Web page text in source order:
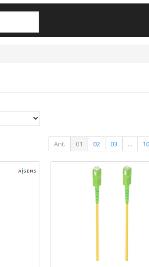
Ant. 01 02 03 ... 10